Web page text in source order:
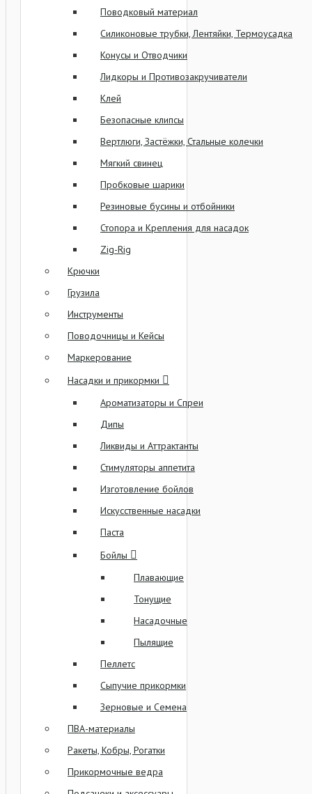
Поводковый материал
Силиконовые трубки, Лентяйки, Термоусадка
Конусы и Отводчики
Лидкоры и Противозакручиватели
Клей
Безопасные клипсы
Вертлюги, Застёжки, Стальные колечки
Мягкий свинец
Пробковые шарики
Резиновые бусины и отбойники
Стопора и Крепления для насадок
Zig-Rig
Крючки
Грузила
Инструменты
Поводочницы и Кейсы
Маркерование
Насадки и прикормки
Ароматизаторы и Спреи
Дипы
Ликвиды и Аттрактанты
Стимуляторы аппетита
Изготовление бойлов
Искусственные насадки
Паста
Бойлы
Плавающие
Тонущие
Насадочные
Пылящие
Пеллетс
Сыпучие прикормки
Зерновые и Семена
ПВА-материалы
Ракеты, Кобры, Рогатки
Прикормочные ведра